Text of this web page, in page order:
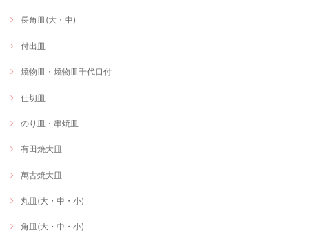
長角皿(大・中)
付出皿
焼物皿・焼物皿千代口付
仕切皿
のり皿・串焼皿
有田焼大皿
萬古焼大皿
丸皿(大・中・小)
角皿(大・中・小)